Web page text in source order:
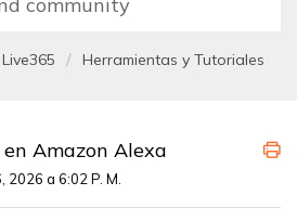
Herramientas y Tutoriales
Amazon Alexa
2026 a 6:02 P. M.